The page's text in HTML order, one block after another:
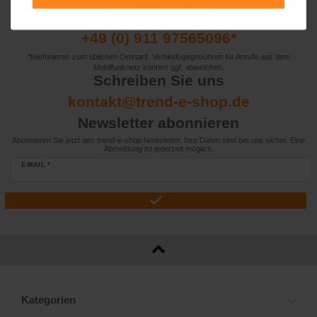
+49 (0) 911 97565096*
*telefonieren zum üblichen Ortstarif. Verbindugsgebühren für Anrufe aus dem
Mobilfunknetz können ggf. abweichen.
Schreiben Sie uns
kontakt@trend-e-shop.de
Newsletter abonnieren
Abonnieren Sie jetzt den trend-e-shop Newsletter. Ihre Daten sind bei uns sicher. Eine
Abmeldung ist jederzeit möglich.
E-MAIL *
Kategorien